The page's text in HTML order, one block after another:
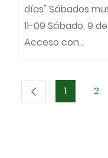
días" Sábados
11-09 Sábado, 9
Acceso con...
Página
1 2